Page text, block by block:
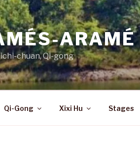
ARAMÉ
chuan, Qi-gong
Qi-Gong Xixi Hu Stages